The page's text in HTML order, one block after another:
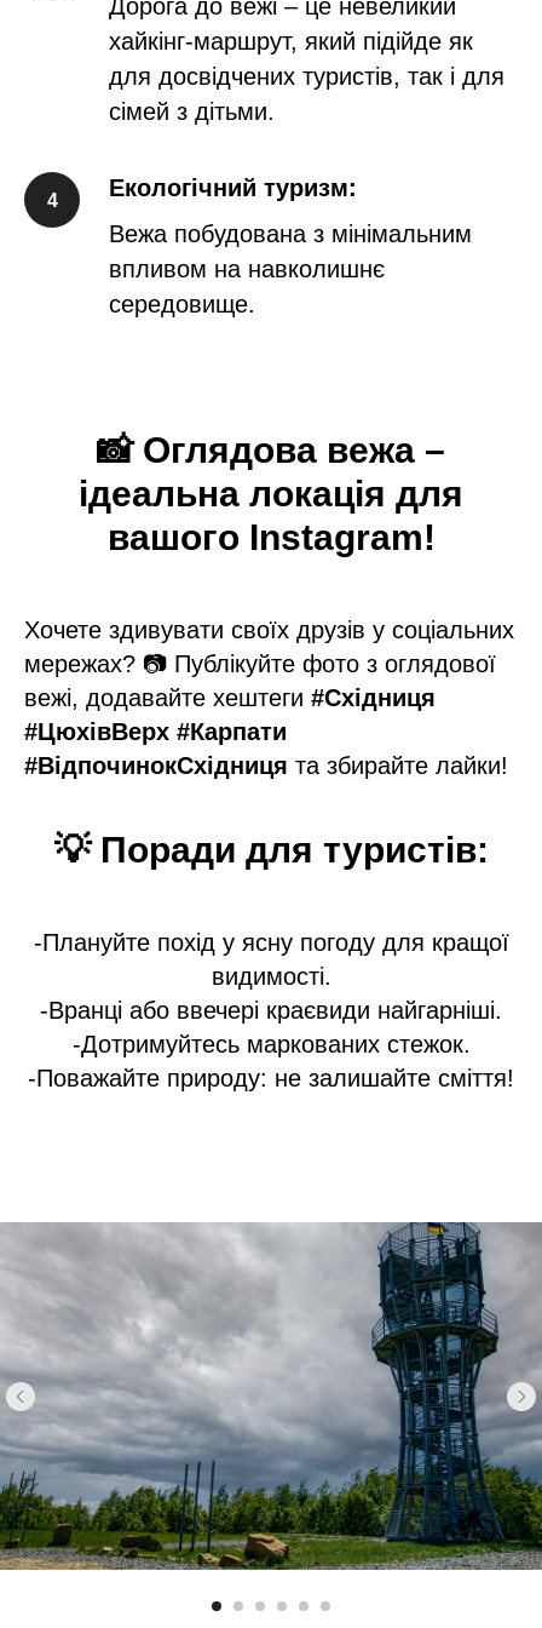
Дорога до вежі – це невеликий
хайкінг-маршрут, який підійде як
для досвідчених туристів, так і для
сімей з дітьми.
Екологічний туризм:
Вежа побудована з мінімальним
впливом на навколишнє
середовище.
📸 Оглядова вежа –
ідеальна локація для
вашого Instagram!
Хочете здивувати своїх друзів у соціальних
мережах? 📷 Публікуйте фото з оглядової
вежі, додавайте хештеги #Східниця
#ЦюхівВерх #Карпати
#ВідпочинокСхідниця та збирайте лайки!
💡 Поради для туристів:
-Плануйте похід у ясну погоду для кращої
видимості.
-Вранці або ввечері краєвиди найгарніші.
-Дотримуйтесь маркованих стежок.
-Поважайте природу: не залишайте сміття!